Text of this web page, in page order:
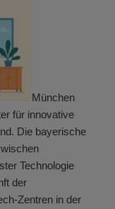
München
für innovative
Die bayerische
Technologie
der
Zentren in der